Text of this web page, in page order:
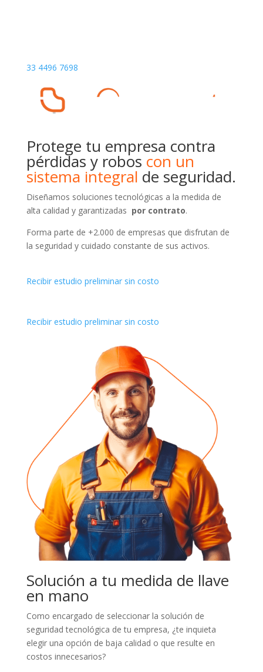
33 4496 7698
Protege tu empresa contra
pérdidas y robos con un
sistema integral de seguridad.
Diseñamos soluciones tecnológicas a la medida de
alta calidad y garantizadas por contrato.
Forma parte de +2.000 de empresas que disfrutan de
la seguridad y cuidado constante de sus activos.
Recibir estudio preliminar sin costo
Recibir estudio preliminar sin costo
Solución a tu medida de llave
en mano
Como encargado de seleccionar la solución de
seguridad tecnológica de tu empresa, ¿te inquieta
elegir una opción de baja calidad o que resulte en
costos innecesarios?